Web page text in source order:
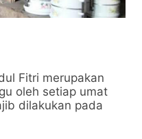
Fitri merupakan
oleh setiap umat
dilakukan pada